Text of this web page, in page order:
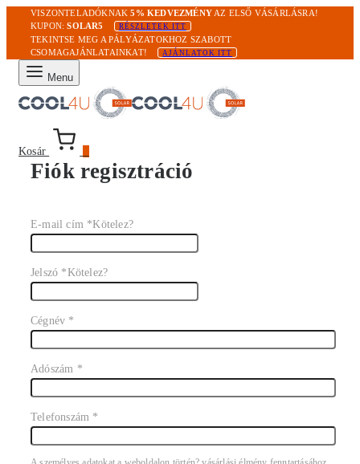
VISZONTELADÓKNAK5% KEDVEZMÉNY AZ ELSŐ VÁSÁRLÁSRA!
KUPON:SOLAR5 RÉSZLETEK ITT
TEKINTSE MEG A PÁLYÁZATOKHOZ SZABOTT
CSOMAGAJÁNLATAINKAT!
AJÁNLATOK ITT
Menu
Kosár
Fiók regisztráció
E-mail cím *Kötelez?
Jelszó *Kötelez?
Cégnév *
Adószám *
Telefonszám *